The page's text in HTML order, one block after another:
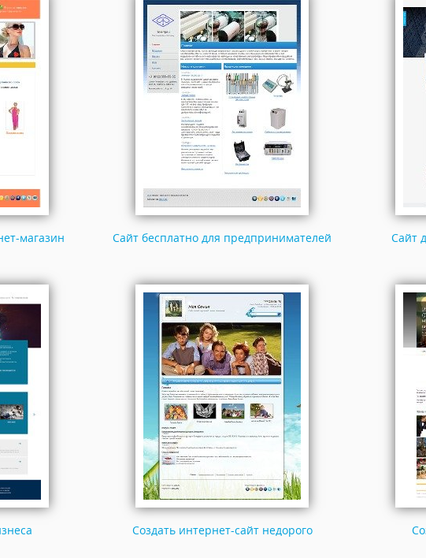
магазин Сайт бесплатно для предпринимателей Сайт
Создать интернет-сайт недорого